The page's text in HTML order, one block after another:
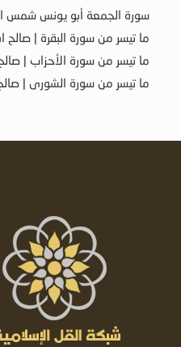
سورة الجمعة أبو يونس شمس
ما تيسر من سورة البقرة | صالح
ما تيسر من سورة الأحزاب |
ما تيسر من سورة الشورى |